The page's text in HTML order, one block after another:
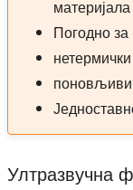
материјала
Погодно за
поновљиви
Ултразвучна